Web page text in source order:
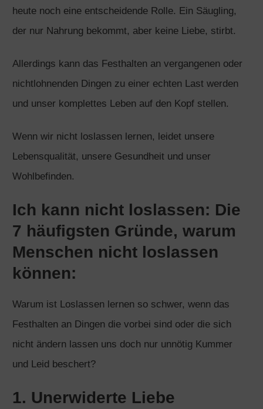
heute noch eine entscheidende Rolle. Ein Säugling,
der nur Nahrung bekommt, aber keine Liebe, stirbt.
Allerdings kann das Festhalten an vergangenen oder
nichtlohnenden Dingen zu einer echten Last werden
und unser komplettes Leben auf den Kopf stellen.
Wenn wir nicht loslassen lernen, leidet unsere
Lebensqualität, unsere Gesundheit und unser
Wohlbefinden.
Ich kann nicht loslassen: Die
7 häufigsten Gründe, warum
Menschen nicht loslassen
können:
Warum ist Loslassen lernen so schwer, wenn das
Festhalten an Dingen die vorbei sind oder die sich
nicht ändern lassen uns doch nur unnötig Kummer
und Leid beschert?
1. Unerwiderte Liebe